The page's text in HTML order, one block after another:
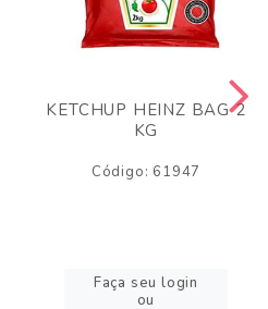
KETCHUP HEINZ BAG 2
KG
Código: 61947
Faça seu login
ou